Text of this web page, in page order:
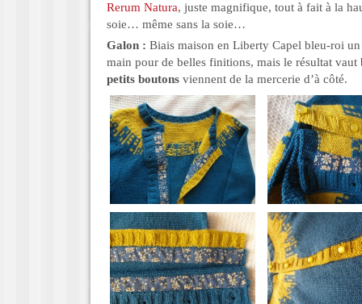
Rerum Natura, juste magnifique, tout à fait à la
soie… même sans la soie…
Galon : Biais maison en Liberty Capel bleu-roi
main pour de belles finitions, mais le résultat
petits boutons viennent de la mercerie d’à côté.